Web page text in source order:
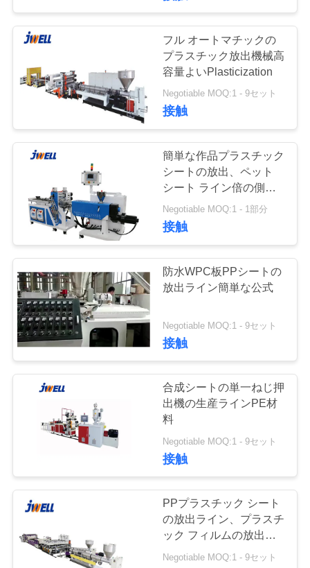
質
達
し
な
さ
い
求
シート成形ライン
単一ねじ押出機
16
押出機のねじおよ
びバレル
12
ブロー成形機
12
フル オートマチックの
プラスチック放出機械高
容量よいPlasticization
Negotiable MOQ:1 - 9セット
接触
簡単な作品プラスチック
シートの放出、ペット
シート ライン倍の側面
の透明なシート
Negotiable MOQ:1 - 1部分
接触
防水WPC板PPシートの
放出ライン簡単な公式
Negotiable MOQ:1 - 9セット
接触
合成シートの単一ねじ押
出機の生産ラインPE材
料
Negotiable MOQ:1 - 9セット
接触
PPプラスチック シート
の放出ライン、プラスチ
ック フィルムの放出機
械型板板
Negotiable MOQ:1 - 9セット